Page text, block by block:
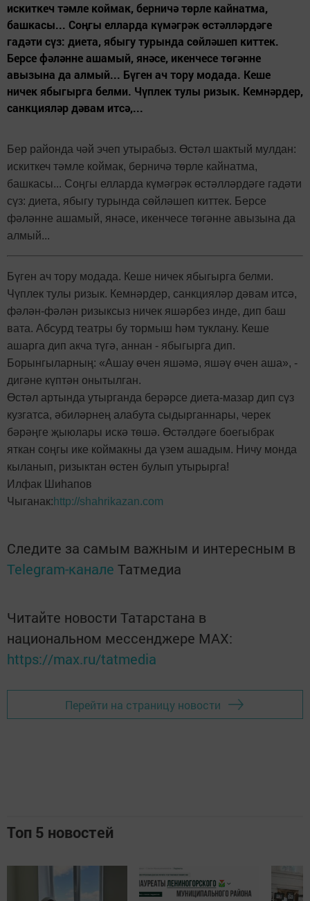
искиткеч тәмле коймак, берничә төрле кайнатма,
башкасы... Соңгы елларда күмәгрәк өстәлләрдәге
гадәти сүз: диета, ябыгу турында сөйләшеп киттек.
Берсе фәләнне ашамый, янәсе, икенчесе төгәнне
авызына да алмый... Бүген ач тору модада. Кеше
ничек ябыгырга белми. Чүплек тулы ризык. Кемнәрдер,
санкцияләр дәвам итсә,...
Бер районда чәй эчеп утырабыз. Өстәл шактый мулдан:
искиткеч тәмле коймак, берничә төрле кайнатма,
башкасы... Соңгы елларда күмәгрәк өстәлләрдәге гадәти
сүз: диета, ябыгу турында сөйләшеп киттек. Берсе
фәләнне ашамый, янәсе, икенчесе төгәнне авызына да
алмый...
Бүген ач тору модада. Кеше ничек ябыгырга белми.
Чүплек тулы ризык. Кемнәрдер, санкцияләр дәвам итсә,
фәлән-фәлән ризыксыз ничек яшәрбез инде, дип баш
вата. Абсурд театры бу тормыш һәм туклану. Кеше
ашарга дип акча түгә, аннан - ябыгырга дип.
Борынгыларның: «Ашау өчен яшәмә, яшәү өчен аша», -
дигәне күптән онытылган.
Өстәл артында утырганда берәрсе диета-мазар дип сүз
кузгатса, әбиләрнең алабута сыдырганнары, черек
бәрәңге җыюлары искә төшә. Өстәлдәге боегыбрак
яткан соңгы ике коймакны да үзем ашадым. Ничу монда
кыланып, ризыктан өстен булып утырырга!
Илфак Шиһапов
Чыганак: http://shahrikazan.com
Следите за самым важным и интересным в
Telegram-канале Татмедиа
Читайте новости Татарстана в
национальном мессенджере MАХ:
https://max.ru/tatmedia
Перейти на страницу новости
Топ 5 новостей